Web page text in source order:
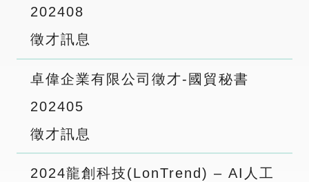
202408
徵才訊息
卓偉企業有限公司徵才-國貿秘書
202405
徵才訊息
2024龍創科技(LonTrend) – AI人工